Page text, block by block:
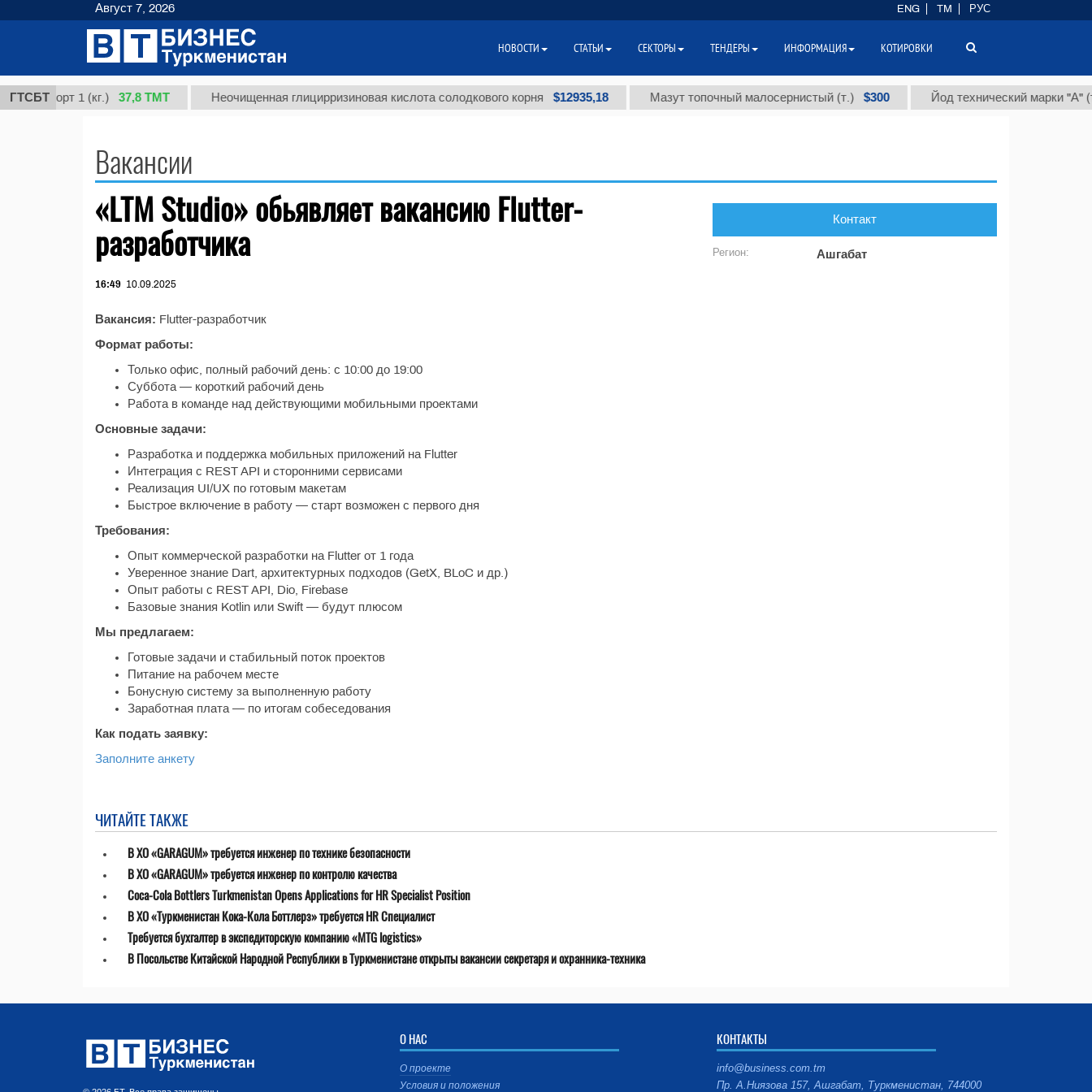
ГТСБТсорт 1 (кг.) 37,8 ТМТ Неочищенная глицирризиновая кислота солодкового корня $12935,18 Мазут топочный малосернистый (т.) $300 Йод технический марки "А"
Вакансии
«LTM Studio» обьявляет вакансию Flutter-
разработчика
16:49 10.09.2025
Вакансия: Flutter-разработчик
Формат работы:
Только офис, полный рабочий день: с 10:00 до 19:00
Суббота — короткий рабочий день
Работа в команде над действующими мобильными проектами
Основные задачи:
Разработка и поддержка мобильных приложений на Flutter
Интеграция с REST API и сторонними сервисами
Реализация UI/UX по готовым макетам
Быстрое включение в работу — старт возможен с первого дня
Требования:
Опыт коммерческой разработки на Flutter от 1 года
Уверенное знание Dart, архитектурных подходов (GetX, BLoC и др.)
Опыт работы с REST API, Dio, Firebase
Базовые знания Kotlin или Swift — будут плюсом
Мы предлагаем:
Готовые задачи и стабильный поток проектов
Питание на рабочем месте
Бонусную систему за выполненную работу
Заработная плата — по итогам собеседования
Как подать заявку:
Заполните анкету
Контакт
Регион: Ашгабат
ЧИТАЙТЕ ТАКЖЕ
В ХО «GARAGUM» требуется инженер по технике безопасности
В ХО «GARAGUM» требуется инженер по контролю качества
Coca-Cola Bottlers Turkmenistan Opens Applications for HR Specialist Position
В ХО «Туркменистан Кока-Кола Боттлерз» требуется HR Специалист
Требуется бухгалтер в экспедиторскую компанию «MTG logistics»
В Посольстве Китайской Народной Республики в Туркменистане открыты вакансии секретаря и охранника-техника
О НАС
О проекте
Условия и положения
КОНТАКТЫ
info@business.com.tm
Пр. А.Ниязова 157, Ашгабат, Туркменистан, 744000
Август 7, 2026 ENG TM РУС
НОВОСТИ СТАТЬИ СЕКТОРЫ ТЕНДЕРЫ ИНФОРМАЦИЯ КОТИРОВКИ